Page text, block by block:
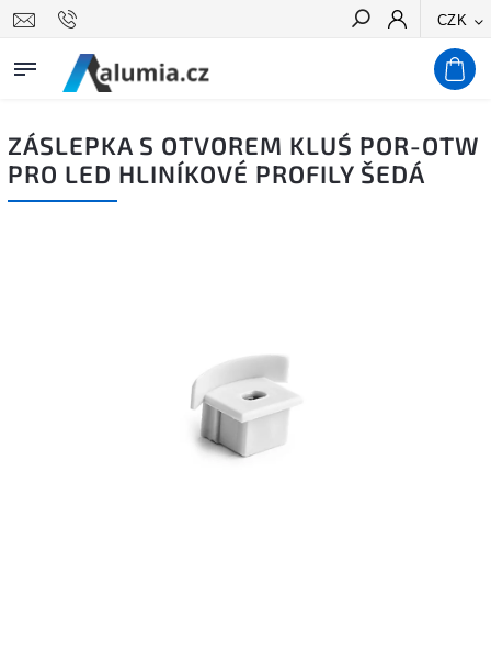
CZK
Hledat
ZÁSLEPKA S OTVOREM KLUŚ POR-OTW
PRO LED HLINÍKOVÉ PROFILY ŠEDÁ